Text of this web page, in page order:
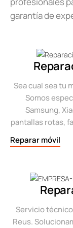
garantía de
Sea cual sea tu
Somos
Samsung,
pantallas rotas,
Reparar móvil
Servicio
Reus.